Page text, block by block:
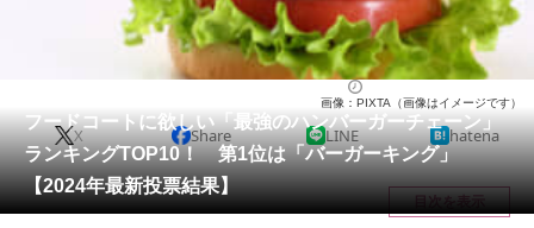
教育・育児
リサーチ
会員記事
メディア
注目記事を集めた総合ページ
フードコートに欲しい「最強のハンバーガーチェーン」
ランキングTOP10！ 第1位は「バーガーキング」
【2024年最新投票結果】
画像：PIXTA（画像はイメージです）
X Share LINE hatena
目次を表示